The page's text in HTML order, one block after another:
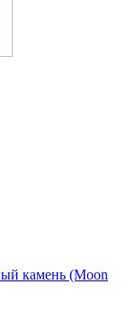
камень (Moon